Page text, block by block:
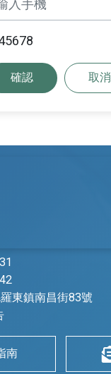
確認 取消
東鎮南昌街83號
南